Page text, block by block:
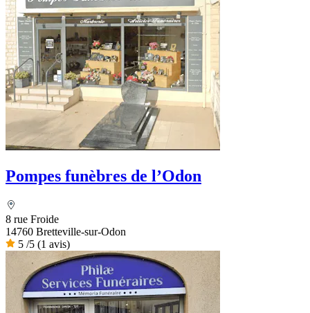
Pompes funèbres de l’Odon
8 rue Froide
14760 Bretteville-sur-Odon
5 /5 (1 avis)